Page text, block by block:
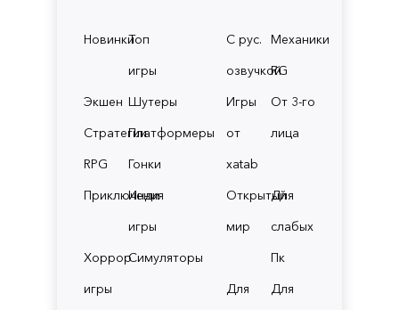
НовинкиТоп
игры
Экшен Шутеры
СтратегииПлатформеры
RPG
Гонки
Приключения
Инди
игры
Хоррор
игры
Симуляторы
С рус.
озвучкой
Механики
RG
Игры
от
xatab
От 3-го
лица
Открытый
мир
Для
слабых
Пк
Для
Для